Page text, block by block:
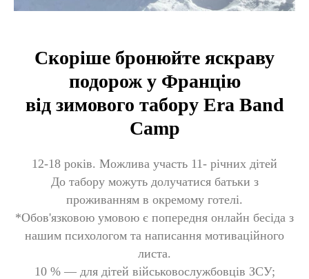
Скоріше бронюйте яскраву
подорож у Францію
від зимового табору Era Band
Camp
12-18 років. Можлива участь 11- річних дітей
До табору можуть долучатися батьки з
проживанням в окремому готелі.
*Обов'язковою умовою є попередня онлайн бесіда з
нашим психологом та написання мотиваційного
листа.
10 % — для дітей військовослужбовців ЗСУ;